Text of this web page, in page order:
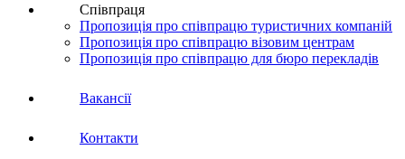
Співпраця
Пропозиція про співпрацю туристичних компаній
Пропозиція про співпрацю візовим центрам
Пропозиція про співпрацю для бюро перекладів
Вакансії
Контакти